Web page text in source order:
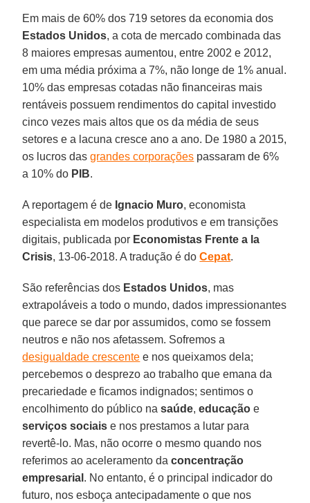
Em mais de 60% dos 719 setores da economia dos
Estados Unidos, a cota de mercado combinada das
8 maiores empresas aumentou, entre 2002 e 2012,
em uma média próxima a 7%, não longe de 1% anual.
10% das empresas cotadas não financeiras mais
rentáveis possuem rendimentos do capital investido
cinco vezes mais altos que os da média de seus
setores e a lacuna cresce ano a ano. De 1980 a 2015,
os lucros dasgrandes corporações passaram de 6%
a 10% do PIB.
A reportagem é de Ignacio Muro, economista
especialista em modelos produtivos e em transições
digitais, publicada por Economistas Frente a la
Crisis, 13-06-2018. A tradução é doCepat.
São referências dos Estados Unidos, mas
extrapoláveis a todo o mundo, dados impressionantes
que parece se dar por assumidos, como se fossem
neutros e não nos afetassem. Sofremos a
desigualdade crescente e nos queixamos dela;
percebemos o desprezo ao trabalho que emana da
precariedade e ficamos indignados; sentimos o
encolhimento do público nasaúde, educaçãoe
serviços sociais e nos prestamos a lutar para
revertê-lo. Mas, não ocorre o mesmo quando nos
referimos ao aceleramento daconcentração
empresarial . No entanto, é o principal indicador do
futuro, nos esboça antecipadamente o que nos